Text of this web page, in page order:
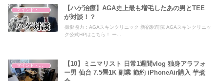
マインド・哲学
【ハゲ治療】AGA史上最も増毛したあの男とTEE
が対談！？
撮影協力：AGAスキンクリニック 新宿駅前院 AGAスキンクリニッ
ク公式HPはこちら！ ー...
マインド・哲学
【10】ミニマリスト 日常1週間vlog 独身アラフォ
ー男 仙台 7.5畳1K 副業 節約 iPhoneAir購入 芋煮